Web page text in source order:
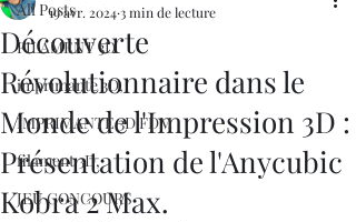
All Posts
FILAMENT 3D
imprimante 3D,
IMPRIMANTE 3D FDM
filament 3D,
JEU CONCOURS
Découverte
Révolutionnaire dans le
Monde de l'Impression 3D :
Présentation de l'Anycubic
Kobra 2 Max.
19 avr. 20243 min de lecture